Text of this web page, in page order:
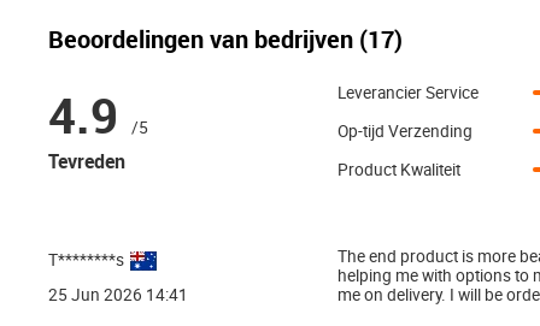
Beoordelingen van bedrijven (17)
4.9 /5
Tevreden
Leverancier Service
Op-tijd Verzending
Product Kwaliteit
T********s
25 Jun 2026 14:41
The end product is more
helping me with options to
me on delivery. I will be